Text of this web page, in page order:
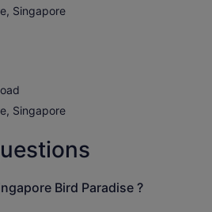
Singapore
Singapore
Bird Paradise ?